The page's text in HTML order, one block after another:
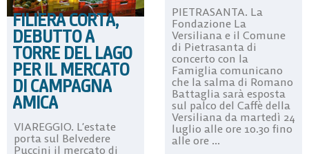
FILIERA CORTA,
DEBUTTO A
TORRE DEL LAGO
PER IL MERCATO
DI CAMPAGNA
AMICA
VIAREGGIO. L’estate
porta sul Belvedere
Puccini il mercato di
PIETRASANTA. La
Fondazione La
Versiliana e il Comune
di Pietrasanta di
concerto con la
Famiglia comunicano
che la salma di Romano
Battaglia sarà esposta
sul palco del Caffè della
Versiliana da martedì 24
luglio alle ore 10.30 fino
alle ore ...